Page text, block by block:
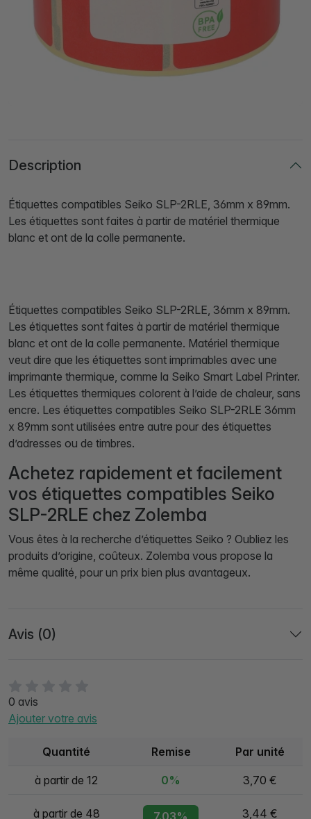
0 avis
Ajouter votre avis
Quantité Remise Par unité
à partir de 12 0% 3,70 €
à partir de 48 7.03% 3,44 €
Description
Étiquettes compatibles Seiko SLP-2RLE, 36mm x 89mm.
Les étiquettes sont faites à partir de matériel thermique
blanc et ont de la colle permanente.
Étiquettes compatibles Seiko SLP-2RLE, 36mm x 89mm.
Les étiquettes sont faites à partir de matériel thermique
blanc et ont de la colle permanente. Matériel thermique
veut dire que les étiquettes sont imprimables avec une
imprimante thermique, comme la Seiko Smart Label Printer.
Les étiquettes thermiques colorent à l’aide de chaleur, sans
encre. Les étiquettes compatibles Seiko SLP-2RLE 36mm
x 89mm sont utilisées entre autre pour des étiquettes
d’adresses ou de timbres.
Achetez rapidement et facilement
vos étiquettes compatibles Seiko
SLP-2RLE chez Zolemba
Vous êtes à la recherche d’étiquettes Seiko ? Oubliez les
produits d’origine, coûteux. Zolemba vous propose la
même qualité, pour un prix bien plus avantageux.
Avis (0)